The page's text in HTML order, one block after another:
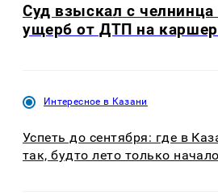
Суд взыскал с
ущерб от ДТП на
Интересное в Казани
Успеть до сентября: где в
так, будто лето только